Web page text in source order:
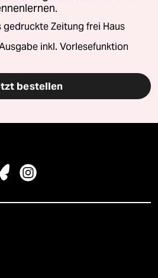
Zeitung frei Haus
inkl. Vorlesefunktion
bestellen